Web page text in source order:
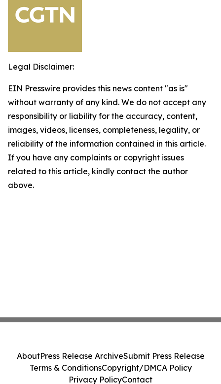
Legal Disclaimer:
EIN Presswire provides this news content "as is"
without warranty of any kind. We do not accept any
responsibility or liability for the accuracy, content,
images, videos, licenses, completeness, legality, or
reliability of the information contained in this article.
If you have any complaints or copyright issues
related to this article, kindly contact the author
above.
AboutPress Release ArchiveSubmit Press Release
Terms & ConditionsCopyright/DMCA Policy
Privacy PolicyContact